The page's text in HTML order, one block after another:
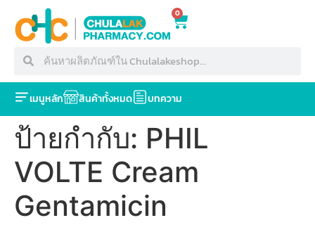
0
เมนูหลัก สินค้าทั้งหมด บทความ
ป้ายกำกับ: PHIL
VOLTE Cream
Gentamicin